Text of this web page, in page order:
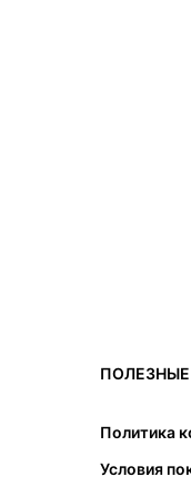
Политика
Условия